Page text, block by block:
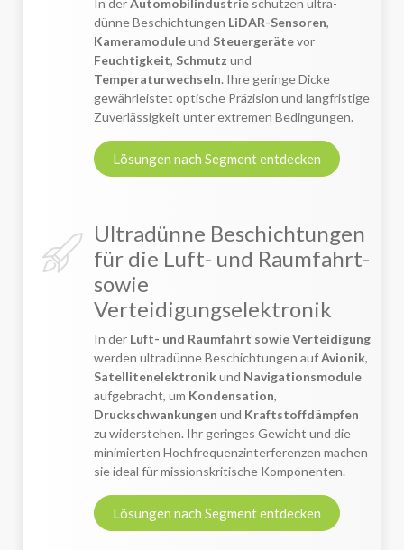
In derAutomobilindustrie schützen ultra-
dünne Beschichtungen LiDAR-Sensoren,
Kameramoduleund Steuergerätevor
Feuchtigkeit, Schmutz und
Temperaturwechseln. Ihre geringe Dicke
gewährleistet optische Präzision und langfristige
Zuverlässigkeit unter extremen Bedingungen.
Lösungen nach Segment entdecken
Ultradünne Beschichtungen
für die Luft- und Raumfahrt-
sowie
Verteidigungselektronik
In der Luft- und Raumfahrt sowie Verteidigung
werden ultradünne Beschichtungen aufAvionik,
Satellitenelektronikund Navigationsmodule
aufgebracht, um Kondensation,
Druckschwankungen und Kraftstoffdämpfen
zu widerstehen. Ihr geringes Gewicht und die
minimierten Hochfrequenzinterferenzen machen
sie ideal für missionskritische Komponenten.
Lösungen nach Segment entdecken